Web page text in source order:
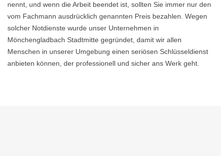
nennt, und wenn die Arbeit beendet ist, sollten Sie immer nur den
vom Fachmann ausdrücklich genannten Preis bezahlen. Wegen
solcher Notdienste wurde unser Unternehmen in
Mönchengladbach Stadtmitte gegründet, damit wir allen
Menschen in unserer Umgebung einen seriösen Schlüsseldienst
anbieten können, der professionell und sicher ans Werk geht.